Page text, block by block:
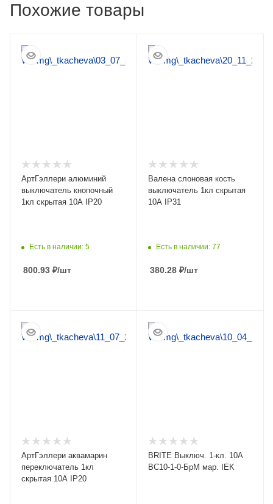
Похожие товары
АртГэллери алюминий
выключатель кнопочный
1кл скрытая 10А IP20
Есть в наличии: 5
800.93 ₽/шт
Валена слоновая кость
выключатель 1кл скрытая
10А IP31
Есть в наличии: 77
380.28 ₽/шт
АртГэллери аквамарин
переключатель 1кл
скрытая 10А IP20
BRITE Выключ. 1-кл. 10А
ВС10-1-0-БрМ мар. IEK